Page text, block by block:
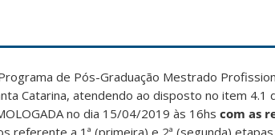
de Pós-Graduação Mestrado
Catarina, atendendo ao disposto no item 4.1
no dia 15/04/2019 às 16hs com as